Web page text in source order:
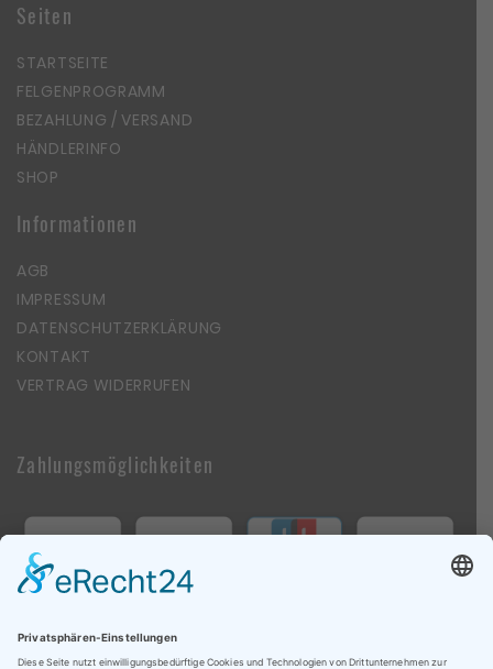
Seiten
STARTSEITE
FELGENPROGRAMM
BEZAHLUNG / VERSAND
HÄNDLERINFO
SHOP
Informationen
AGB
IMPRESSUM
DATENSCHUTZERKLÄRUNG
KONTAKT
VERTRAG WIDERRUFEN
Zahlungsmöglichkeiten